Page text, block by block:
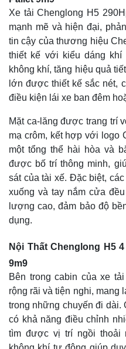
Xe tải Chenglong H5
mạnh mẽ và hiện đại,
tin cậy của thương hiệu
thiết kế với kiểu dáng
không khí, tăng hiệu quả
lớn được thiết kế sắc nét,
điều kiện lái xe ban đêm
Mặt ca-lăng được trang trí
mạ crôm, kết hợp với logo
một tổng thể hài hòa và
được bố trí thông minh,
sát của tài xế. Đặc biệt,
xuống và tay nắm cửa
lượng cao, đảm bảo độ
dụng.
Nội Thất Chenglong H5
9m9
Bên trong cabin của xe
rộng rãi và tiện nghi, mang
trong những chuyến đi dài.
có khả năng điều chỉnh
tìm được vị trí ngồi thoải